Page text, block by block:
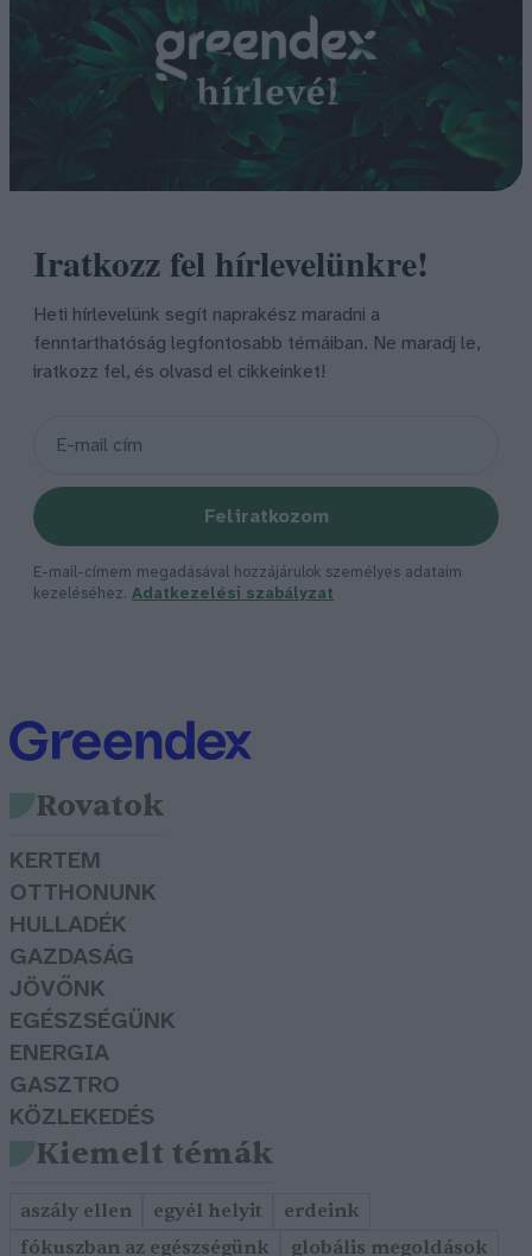
Iratkozz fel hírlevelünkre!
Heti hírlevelünk segít naprakész maradni a
fenntarthatóság legfontosabb témáiban. Ne maradj le,
iratkozz fel, és olvasd el cikkeinket!
Feliratkozom
E-mail-címem megadásával hozzájárulok személyes adataim
kezeléséhez. Adatkezelési szabályzat
Rovatok
KERTEM
OTTHONUNK
HULLADÉK
GAZDASÁG
JÖVŐNK
EGÉSZSÉGÜNK
ENERGIA
GASZTRO
KÖZLEKEDÉS
Kiemelt témák
aszály ellen egyél helyit
erdeink
fókuszban az egészségünk
globális megoldások